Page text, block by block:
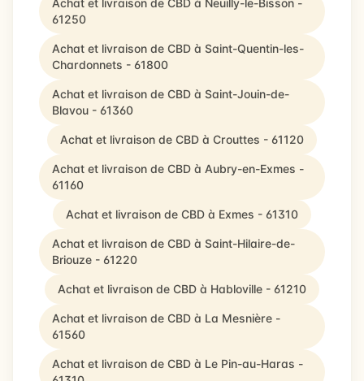
Achat et livraison de CBD à Neuilly-le-Bisson -
61250
Achat et livraison de CBD à Saint-Quentin-les-
Chardonnets - 61800
Achat et livraison de CBD à Saint-Jouin-de-
Blavou - 61360
Achat et livraison de CBD à Crouttes - 61120
Achat et livraison de CBD à Aubry-en-Exmes -
61160
Achat et livraison de CBD à Exmes - 61310
Achat et livraison de CBD à Saint-Hilaire-de-
Briouze - 61220
Achat et livraison de CBD à Habloville - 61210
Achat et livraison de CBD à La Mesnière -
61560
Achat et livraison de CBD à Le Pin-au-Haras -